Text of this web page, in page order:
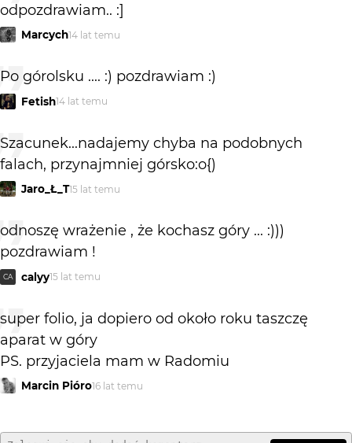
odpozdrawiam.. :]
Marcych14 lat temu
Po górolsku .... :) pozdrawiam :)
Fetish14 lat temu
Szacunek...nadajemy chyba na podobnych
falach, przynajmniej górsko:o{)
Jaro_Ł_T15 lat temu
odnoszę wrażenie , że kochasz góry ... :)))
pozdrawiam !
CA calyy15 lat temu
super folio, ja dopiero od około roku taszczę
aparat w góry
PS. przyjaciela mam w Radomiu
Marcin Pióro16 lat temu